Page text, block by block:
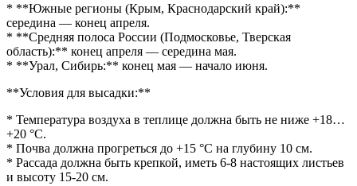
* **Южные регионы (Крым, Краснодарский край):**
середина — конец апреля.
* **Средняя полоса России (Подмосковье, Тверская
область):** конец апреля — середина мая.
* **Урал, Сибирь:** конец мая — начало июня.
**Условия для высадки:**
* Температура воздуха в теплице должна быть не ниже +18…
+20 °C.
* Почва должна прогреться до +15 °C на глубину 10 см.
* Рассада должна быть крепкой, иметь 6-8 настоящих листьев
и высоту 15-20 см.